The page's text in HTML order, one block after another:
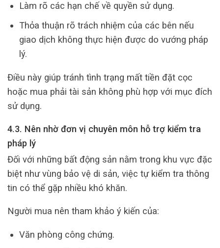
Làm rõ các hạn chế về quyền sử dụng.
Thỏa thuận rõ trách nhiệm của các bên nếu
giao dịch không thực hiện được do vướng pháp
lý.
Điều này giúp tránh tình trạng mất tiền đặt cọc
hoặc mua phải tài sản không phù hợp với mục đích
sử dụng.
4.3. Nên nhờ đơn vị chuyên môn hỗ trợ kiểm tra
pháp lý
Đối với những bất động sản nằm trong khu vực đặc
biệt như vùng bảo vệ di sản, việc tự kiểm tra thông
tin có thể gặp nhiều khó khăn.
Người mua nên tham khảo ý kiến của:
Văn phòng công chứng.